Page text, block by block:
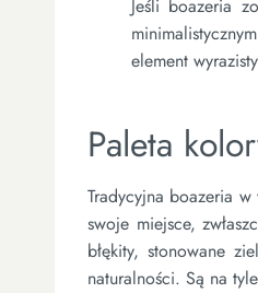
Jeśli boazeria
element
Paleta
Tradycyjna boazeria
swoje miejsce,
błękity, stonowane
naturalności. Są na